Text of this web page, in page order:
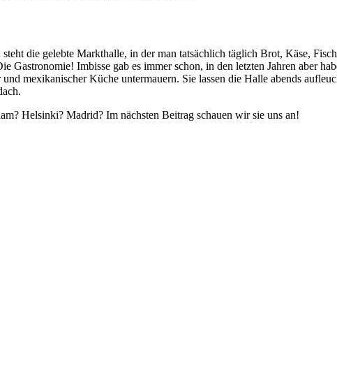
die gelebte Markthalle, in der man tatsächlich täglich Brot, Käse,
Imbisse gab es immer schon, in den letzten Jahren aber
mexikanischer Küche untermauern. Sie lassen die Halle abends
Helsinki? Madrid? Im nächsten Beitrag schauen wir sie uns an!